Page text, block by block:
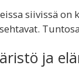
siivissä on
ja